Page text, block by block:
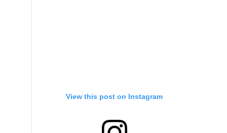
View this post on Instagram